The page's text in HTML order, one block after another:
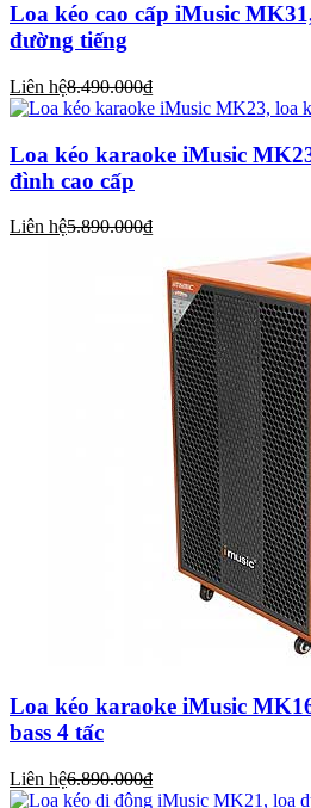
Loa kéo cao cấp iMusic
đường tiếng
Liên hệ8.490.000₫
Loa kéo karaoke iMusic
đình cao cấp
Liên hệ5.890.000₫
Loa kéo karaoke iMusic
bass 4 tấc
Liên hệ6.890.000₫